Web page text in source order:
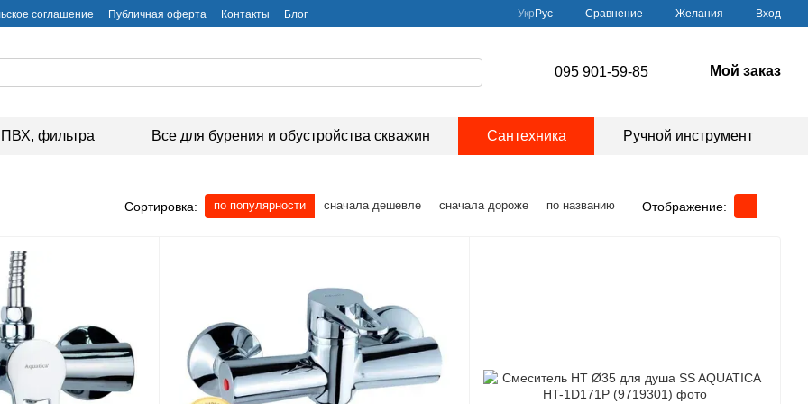
соглашение Публичная оферта Контакты Блог Укр Рус Сравнение Желания Вход
095 901-59-85 Мой заказ
фильтра Все для бурения и обустройства скважин Сантехника Ручной инструмент
Сортировка: по популярности сначала дешевле сначала дороже по названию Отображение: